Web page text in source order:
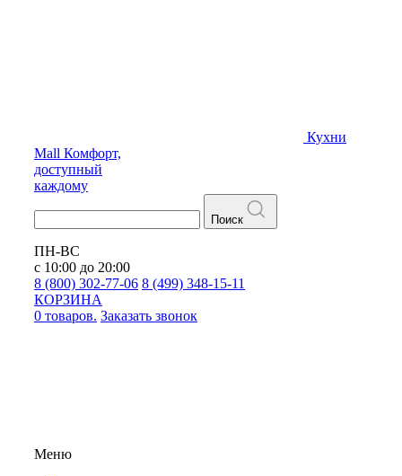
Кухни
Mall Комфорт,
доступный
каждому
Поиск
ПН-ВС
с 10:00 до 20:00
8 (800) 302-77-06 8 (499) 348-15-11
КОРЗИНА
0 товаров. Заказать звонок
Меню